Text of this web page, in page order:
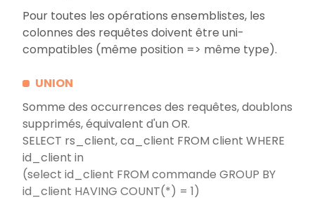
Pour toutes les opérations ensemblistes, les
colonnes des requêtes doivent être uni-
compatibles (même position => même type).
UNION
Somme des occurrences des requêtes, doublons
supprimés, équivalent d'un OR.
SELECT rs_client, ca_client FROM client WHERE
id_client in
(select id_client FROM commande GROUP BY
id_client HAVING COUNT(*) = 1)